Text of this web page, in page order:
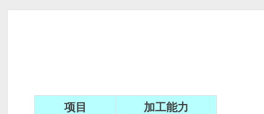
项目 加工能力